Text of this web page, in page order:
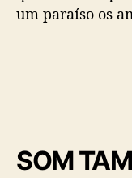
um paraíso os
SOM TAM